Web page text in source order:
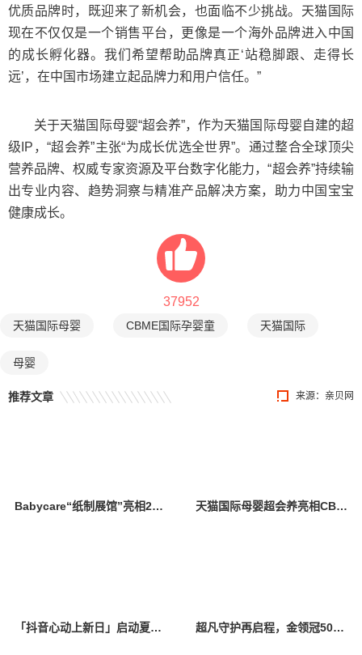
优质品牌时，既迎来了新机会，也面临不少挑战。天猫国际
现在不仅仅是一个销售平台，更像是一个海外品牌进入中国
的成长孵化器。我们希望帮助品牌真正‘站稳脚跟、走得长
远’，在中国市场建立起品牌力和用户信任。”
关于天猫国际母婴“超会养”，作为天猫国际母婴自建的超
级IP，“超会养”主张“为成长优选全世界”。通过整合全球顶尖
营养品牌、权威专家资源及平台数字化能力，“超会养”持续输
出专业内容、趋势洞察与精准产品解决方案，助力中国宝宝
健康成长。
37952
天猫国际母婴 CBME国际孕婴童 天猫国际
母婴
来源： 亲贝网
推荐文章
Babycare“纸制展馆”亮相2025 CBME，多维度诠释品牌理念 天猫国际母婴超会养亮相CBME国际孕婴童展，引领分龄营养新时代，共筑全龄童喂养新未来
「抖音心动上新日」启动夏日特别企划，打开“上新即爆”新路径 超凡守护再启程，金领冠50°超凡守护公益行动走进贵州省镇宁县